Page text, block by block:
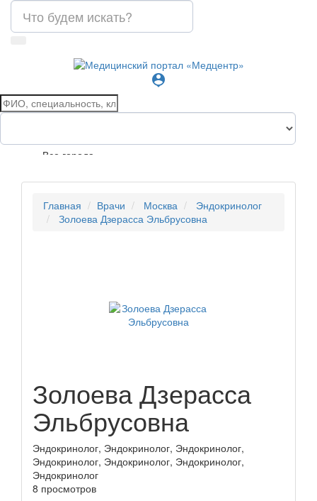
person_pin
Все города
Главная Врачи Москва
Эндокринолог
Золоева Дзерасса Эльбрусовна
Золоева Дзерасса
Эльбрусовна
Эндокринолог, Эндокринолог, Эндокринолог,
Эндокринолог, Эндокринолог, Эндокринолог,
Эндокринолог
8 просмотров